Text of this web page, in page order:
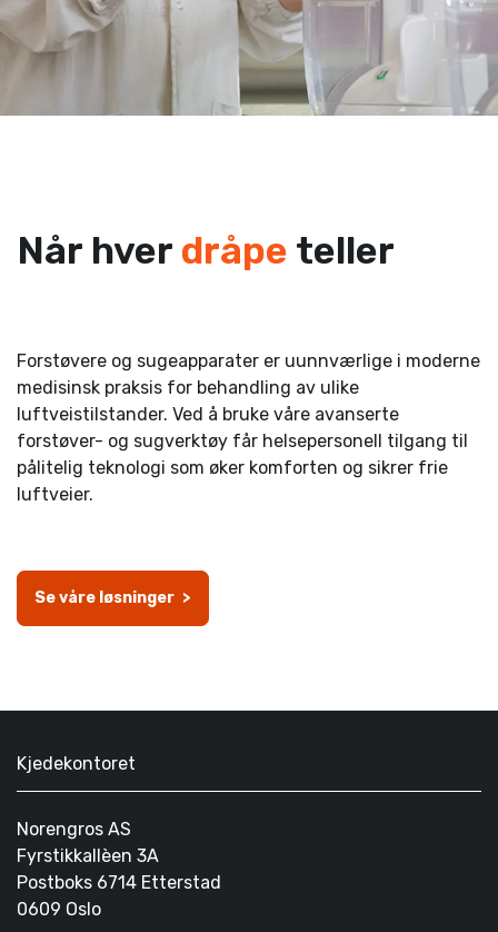
Når hver dråpe teller
Forstøvere og sugeapparater er uunnværlige i moderne
medisinsk praksis for behandling av ulike
luftveistilstander. Ved å bruke våre avanserte
forstøver- og sugverktøy får helsepersonell tilgang til
pålitelig teknologi som øker komforten og sikrer frie
luftveier.
Se våre løsninger >
Kjedekontoret
Norengros AS
Fyrstikkallèen 3A
Postboks 6714 Etterstad
0609 Oslo